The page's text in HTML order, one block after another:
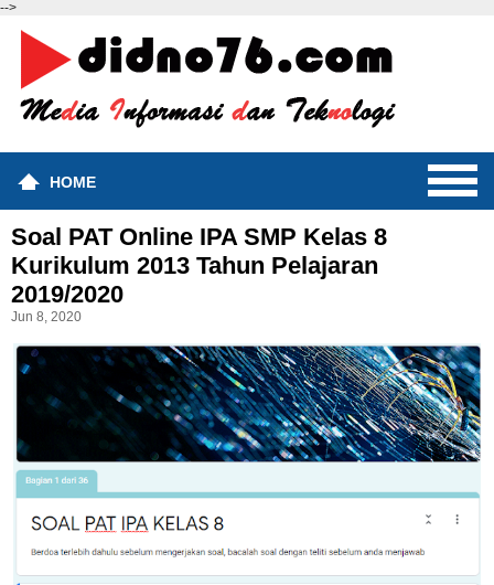
-->
HOME
Soal PAT Online IPA SMP Kelas 8
Kurikulum 2013 Tahun Pelajaran
2019/2020
Jun 8, 2020